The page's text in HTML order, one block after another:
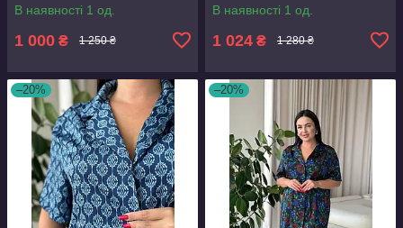
В наявності 1 од.
1 000 ₴ 1 250 ₴
В наявності 1 од.
1 024 ₴ 1 280 ₴
–20% –20%